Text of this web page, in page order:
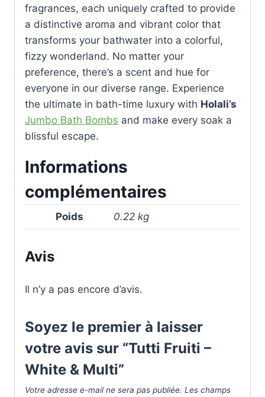
fragrances, each uniquely crafted to provide
a distinctive aroma and vibrant color that
transforms your bathwater into a colorful,
fizzy wonderland. No matter your
preference, there’s a scent and hue for
everyone in our diverse range. Experience
the ultimate in bath-time luxury with Holali’s
Jumbo Bath Bombs and make every soak a
blissful escape.
Informations
complémentaires
Poids 0.22 kg
Avis
Il n’y a pas encore d’avis.
Soyez le premier à laisser
votre avis sur “Tutti Fruiti –
White & Multi”
Votre adresse e-mail ne sera pas publiée. Les champs